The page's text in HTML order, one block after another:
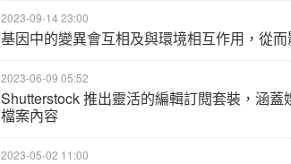
2023-09-14 23:00
基因中的變異會互相及與環境相互作用，從
2023-06-09 05:52
Shutterstock 推出靈活的編輯訂閱套裝，涵
檔案內容
2023-05-02 11:00